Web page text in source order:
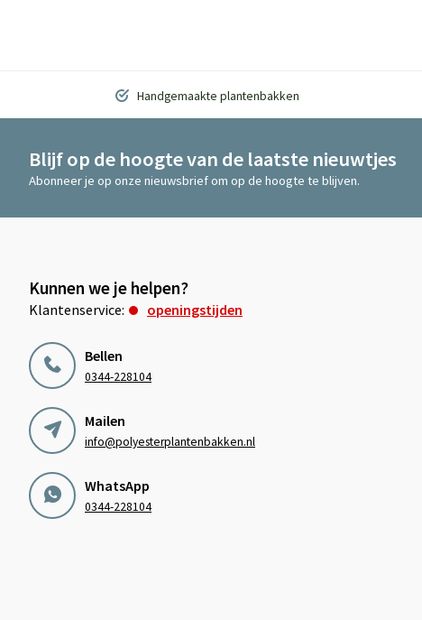
Handgemaakte plantenbakken
Blijf op de hoogte van de laatste nieuwtjes
Abonneer je op onze nieuwsbrief om op de hoogte te blijven.
Kunnen we je helpen?
Klantenservice: openingstijden
Bellen
0344-228104
Mailen
info@polyesterplantenbakken.nl
WhatsApp
0344-228104